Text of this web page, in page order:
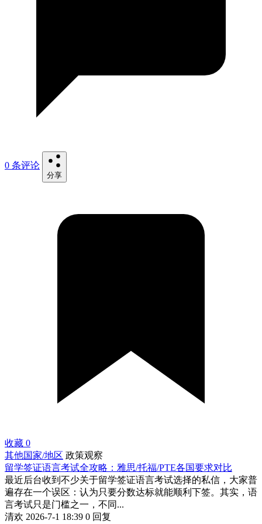
0 条评论
分享
收藏 0
其他国家/地区 政策观察
留学签证语言考试全攻略：雅思/托福/PTE各国要求对比
最近后台收到不少关于留学签证语言考试选择的私信，大家普
遍存在一个误区：认为只要分数达标就能顺利下签。其实，语
言考试只是门槛之一，不同...
清欢 2026-7-1 18:39 0 回复